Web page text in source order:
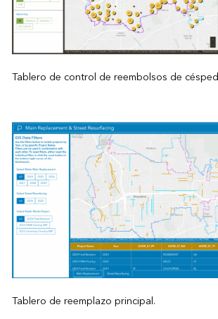
Tablero de control de reembolsos de
Tablero de reemplazo principal.